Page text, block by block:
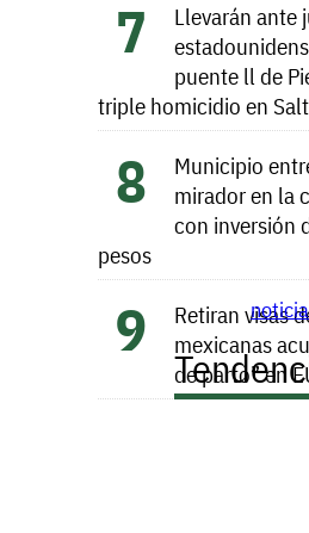
Llevarán ante
puente ll de
triple homicidio en
Municipio
mirador en la
con inversión
pesos
Retiran visas
mexicanas
de parto” en